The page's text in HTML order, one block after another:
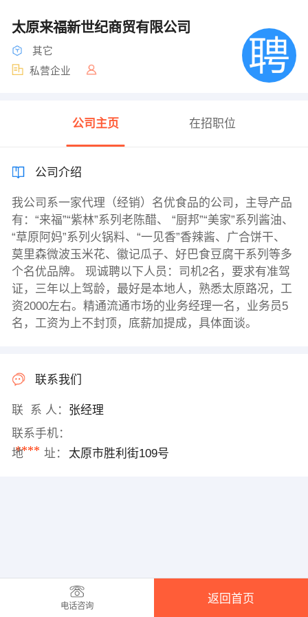
太原来福新世纪商贸有限公司
其它
私营企业
公司主页 在招职位
公司介绍
我公司系一家代理（经销）名优食品的公司，主导产品
有：“来福”“紫林”系列老陈醋、 “厨邦”“美家”系列酱油、
“草原阿妈”系列火锅料、“一见香”香辣酱、广合饼干、
莫里森微波玉米花、徽记瓜子、好巴食豆腐干系列等多
个名优品牌。 现诚聘以下人员：司机2名，要求有准驾
证，三年以上驾龄，最好是本地人，熟悉太原路况，工
资2000左右。精通流通市场的业务经理一名，业务员5
名，工资为上不封顶，底薪加提成，具体面谈。
联系我们
联 系 人： 张经理
联系手机：
****
地 址： 太原市胜利街109号
电话咨询
返回首页